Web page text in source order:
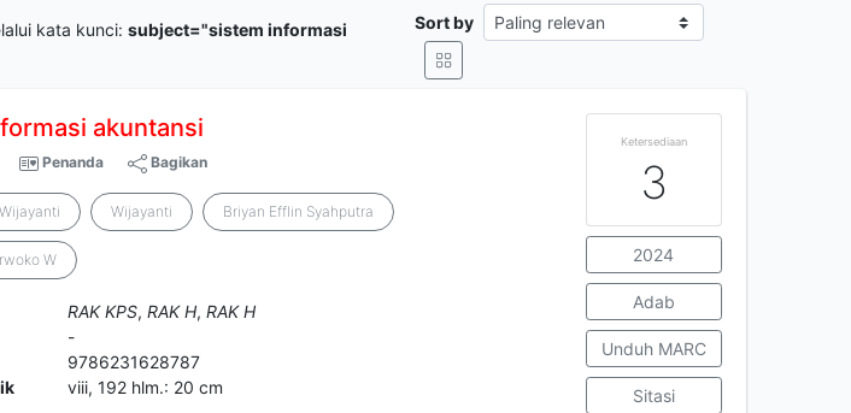
kata kunci: subject="sistem informasi
Sort by
akuntansi
Penanda Bagikan
Wijayanti Briyan Efflin Syahputra
W
RAK KPS, RAK H, RAK H
-
9786231628787
viii, 192 hlm.: 20 cm
Ketersediaan
3
2024
Adab
Unduh MARC
Sitasi